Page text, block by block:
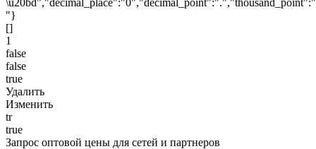
"}
[]
1
false
false
true
Удалить
Изменить
tr
true
Запрос оптовой цены для сетей и партнеров